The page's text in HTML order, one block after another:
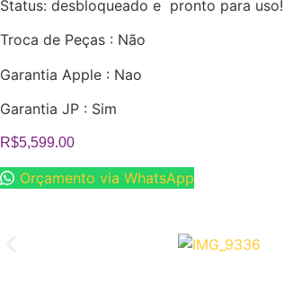
Status: desbloqueado e pronto para uso!
Troca de Peças : Não
Garantia Apple : Nao
Garantia JP : Sim
R$5,599.00
Orçamento via WhatsApp